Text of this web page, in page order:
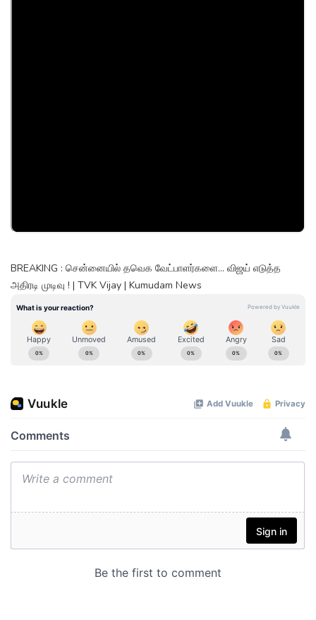
BREAKING : சென்னையில் தவெக வேட்பாளர்களை... விஜய் எடுத்த
அதிரடி முடிவு ! | TVK Vijay | Kumudam News